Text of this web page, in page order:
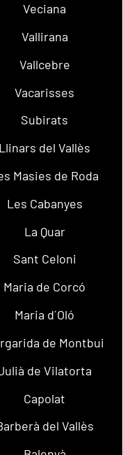
Veciana
Vallirana
Vallcebre
Vacarisses
Subirats
Llinars del Vallès
Masies de Roda
Les Cabanyes
La Quar
Sant Celoni
Maria de Corcó
Maria d´Oló
de Montbui
de Vilatorta
Capolat
del Vallès